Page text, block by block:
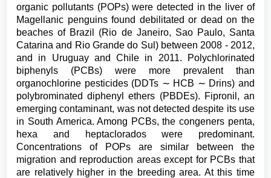
organic pollutants (POPs) were detected in the liver of
Magellanic penguins found debilitated or dead on the
beaches of Brazil (Rio de Janeiro, Sao Paulo, Santa
Catarina and Rio Grande do Sul) between 2008 - 2012,
and in Uruguay and Chile in 2011. Polychlorinated
biphenyls (PCBs) were more prevalent than
organochlorine pesticides (DDTs ∼ HCB ∼ Drins) and
polybrominated diphenyl ethers (PBDEs). Fipronil, an
emerging contaminant, was not detected despite its use
in South America. Among PCBs, the congeners penta,
hexa and heptaclorados were predominant.
Concentrations of POPs are similar between the
migration and reproduction areas except for PCBs that
are relatively higher in the breeding area. At this time